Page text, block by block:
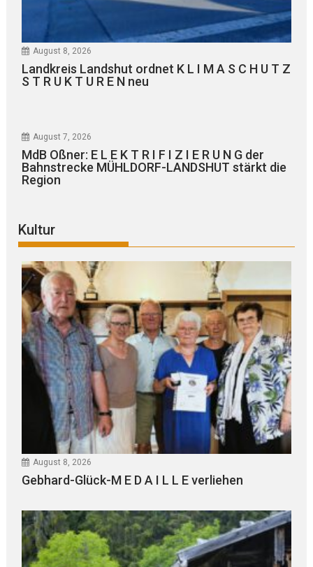
August 8, 2026
Landkreis Landshut ordnet K L I M A S C H U T Z
S T R U K T U R E N neu
August 7, 2026
MdB Oßner: E L E K T R I F I Z I E R U N G der
Bahnstrecke MÜHLDORF-LANDSHUT stärkt die
Region
Kultur
August 8, 2026
Gebhard-Glück-M E D A I L L E verliehen